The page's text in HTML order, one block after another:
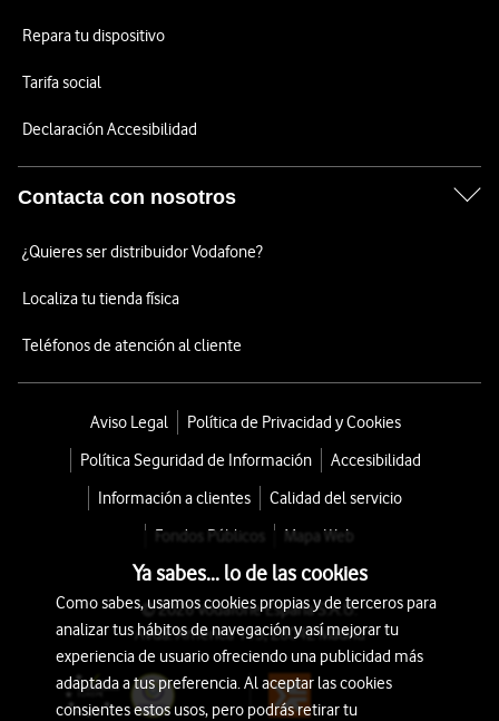
Repara tu dispositivo
Tarifa social
Declaración Accesibilidad
Contacta con nosotros
¿Quieres ser distribuidor Vodafone?
Localiza tu tienda física
Teléfonos de atención al cliente
Aviso Legal
Política de Privacidad y Cookies
Política Seguridad de Información
Accesibilidad
Información a clientes
Calidad del servicio
Fondos Públicos
Mapa Web
© 2026 Vodafone España S.A.U.
Avda. América 115, 28042 Madrid
Ya sabes... lo de las cookies
Como sabes, usamos cookies propias y de terceros para
analizar tus hábitos de navegación y así mejorar tu
experiencia de usuario ofreciendo una publicidad más
adaptada a tus preferencia. Al aceptar las cookies
consientes estos usos, pero podrás retirar tu